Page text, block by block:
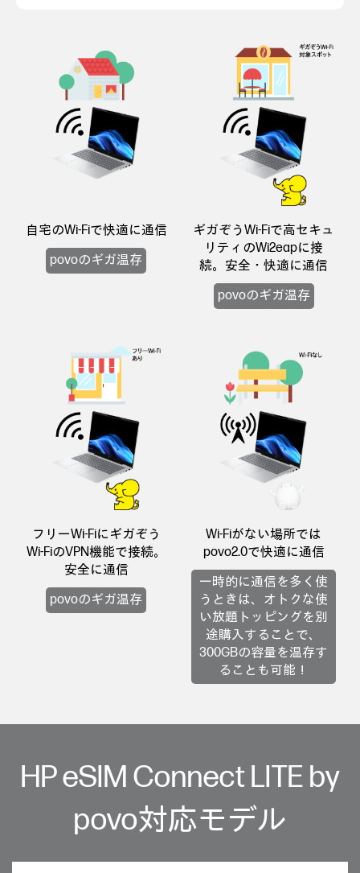
自宅のWi-Fiで快適に通信
povoのギガ温存
ギガぞうWi-Fiで高セキュ
リティのWi2eapに接
続。安全・快適に通信
povoのギガ温存
フリーWi-Fiにギガぞう
Wi-FiのVPN機能で接続。
安全に通信
povoのギガ温存
Wi-Fiがない場所では
povo2.0で快適に通信
一時的に通信を多く使
うときは、オトクな使
い放題トッピングを別
途購入することで、
300GBの容量を温存す
ることも可能！
HP eSIM Connect LITE by
povo対応モデル